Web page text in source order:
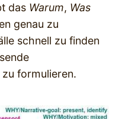
das Warum, Was
genau zu
schnell zu finden
formulieren.